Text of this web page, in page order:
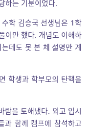
하는 기분이었다.
학 김승국 선생님은 1학
이만 했다. 개념도 이해하
데도 못 본 체 설명만 계
학생과 학부모의 탄핵을
람을 토해냈다. 외고 입시
과 함께 캠프에 참석하고